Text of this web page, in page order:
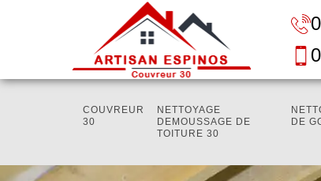
COUVREUR
30
NETTOYAGE
DEMOUSSAGE DE
TOITURE 30
DE